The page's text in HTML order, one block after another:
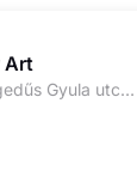
Art
1133 Budapest, Hegedűs Gyula utca 90.